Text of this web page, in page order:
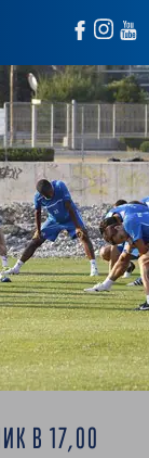
В 17,00